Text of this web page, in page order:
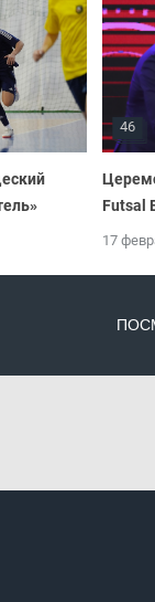
46
Futsal
17